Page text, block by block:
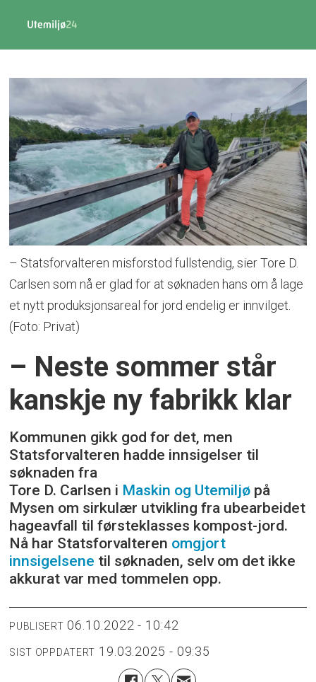
– Statsforvalteren misforstod fullstendig, sier Tore D.
Carlsen som nå er glad for at søknaden hans om å lage
et nytt produksjonsareal for jord endelig er innvilget.
(Foto: Privat)
– Neste sommer står
kanskje ny fabrikk klar
Kommunen gikk god for det, men
Statsforvalteren hadde innsigelser til
søknaden fra
Tore D. Carlsen i Maskin og Utemiljø på
Mysen om sirkulær utvikling fra ubearbeidet
hageavfall til førsteklasses kompost-jord.
Nå har Statsforvalteren omgjort
innsigelsene til søknaden, selv om det ikke
akkurat var med tommelen opp.
PUBLISERT 06.10.2022 - 10:42
SIST OPPDATERT 19.03.2025 - 09:35